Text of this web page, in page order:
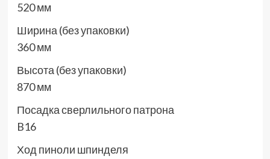
520 мм
Ширина (без упаковки)
360 мм
Высота (без упаковки)
870 мм
Посадка сверлильного патрона
B16
Ход пиноли шпинделя